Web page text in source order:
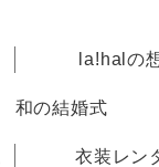
la!halの
和の結婚式
衣装レン